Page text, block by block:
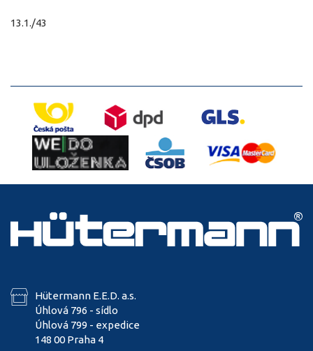
13.1./43
Hütermann E.E.D. a.s.
Úhlová 796 - sídlo
Úhlová 799 - expedice
148 00 Praha 4